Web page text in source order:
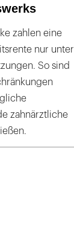
zahlen eine
nur unter
So sind
zahnärztliche